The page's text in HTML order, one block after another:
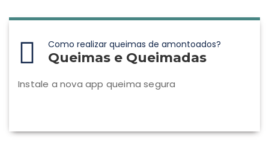
Como realizar queimas de amontoados?
Queimas e Queimadas
Instale a nova app queima segura